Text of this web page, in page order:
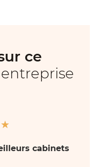
ce
★
cabinets